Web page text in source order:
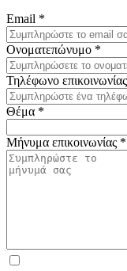
Email *
Ονοματεπώνυμο *
Τηλέφωνο επικοινωνίας
Θέμα *
Μήνυμα επικοινωνίας *